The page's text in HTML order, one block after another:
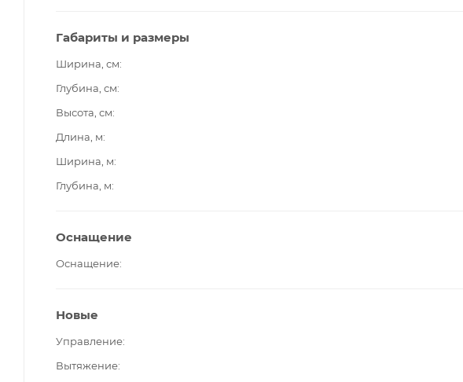
Габариты и размеры
Ширина, см
Глубина, см
Высота, см
Длина, м
Ширина, м
Глубина, м
Оснащение
Оснащение
Новые
Управление
Вытяжение